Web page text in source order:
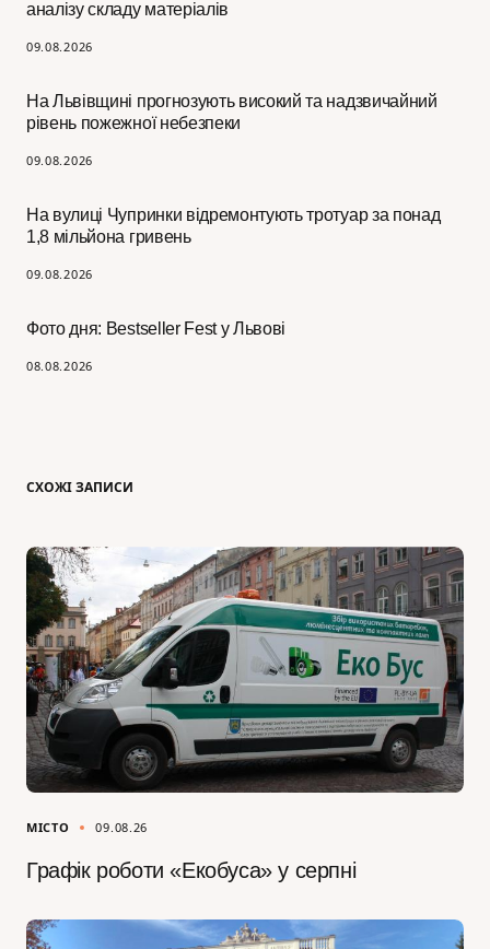
аналізу складу матеріалів
09.08.2026
На Львівщині прогнозують високий та надзвичайний
рівень пожежної небезпеки
09.08.2026
На вулиці Чупринки відремонтують тротуар за понад
1,8 мільйона гривень
09.08.2026
Фото дня: Bestseller Fest у Львові
08.08.2026
СХОЖІ ЗАПИСИ
МІСТО 09.08.26
Графік роботи «Екобуса» у серпні